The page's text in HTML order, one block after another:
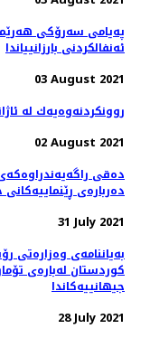
پەیامی سەرۆکی
ئه‌نفالكردنى بارزانيياندا
03 August 2021
روونكردنه‌وه‌یه‌ك له‌
02 August 2021
دەقی
دەربارەی
31 July 2021
بەیاننامەی وەزارەتی
کوردستان لەبارەی
جیهانییەکاندا
28 July 2021